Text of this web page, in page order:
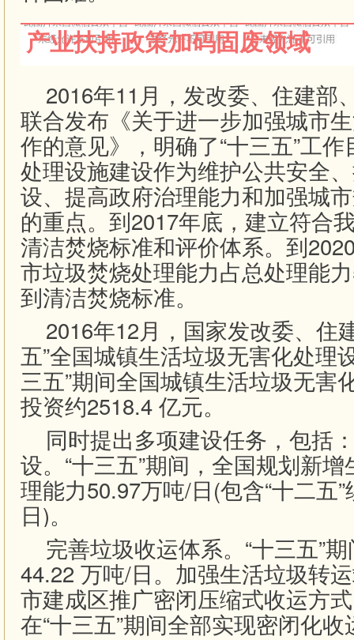
产业扶持政策加码固废领域
2016年11月，发改委、住建部
联合发布《关于进一步加强城市
作的意见》，明确了“十三五”工
处理设施建设作为维护公共安全
设、提高政府治理能力和加强城
的重点。到2017年底，建立符合
清洁焚烧标准和评价体系。到
市垃圾焚烧处理能力占总处理能
到清洁焚烧标准。
2016年12月，国家发改委、住
五”全国城镇生活垃圾无害化处理
三五”期间全国城镇生活垃圾无害
投资约2518.4 亿元。
同时提出多项建设任务，包括
设。“十三五”期间，全国规划新
理能力50.97万吨/日(包含“十二五
日)。
完善垃圾收运体系。“十三五”
44.22 万吨/日。加强生活垃圾转
市建成区推广密闭压缩式收运方
在“十三五”期间全部实现密闭化收